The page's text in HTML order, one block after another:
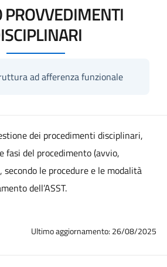
PROVVEDIMENTI
ad afferenza funzionale
dei procedimenti disciplinari,
fasi del procedimento (avvio,
le procedure e le modalità
dell’ASST.
Ultimo aggiornamento: 26/08/2025